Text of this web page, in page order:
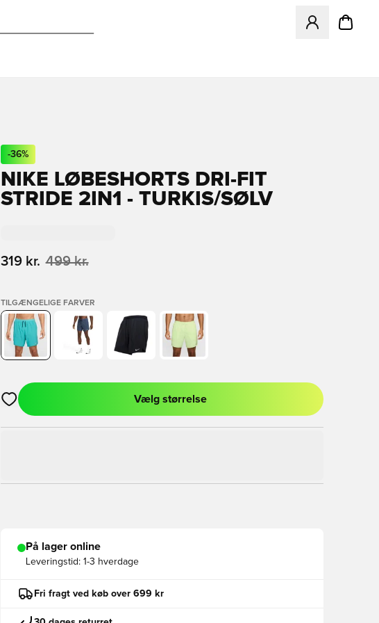
Åbner en
-36%
NIKE LØBESHORTS DRI-FIT
STRIDE 2IN1 - TURKIS/SØLV
319 kr. 499 kr.
TILGÆNGELIGE FARVER
Åbner en Modal til at logge ind eller tilmelde dig som medlem
Vælg størrelse
På lager online
Leveringstid: 1-3 hverdage
Fri fragt ved køb over 699 kr